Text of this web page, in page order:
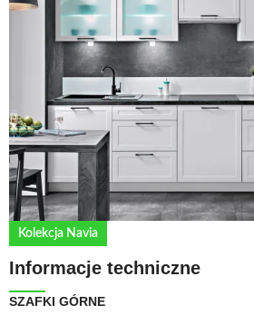
Kolekcja Navia
Informacje techniczne
SZAFKI GÓRNE